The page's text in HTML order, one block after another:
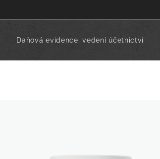
Daňová evidence, vedení účetnictví